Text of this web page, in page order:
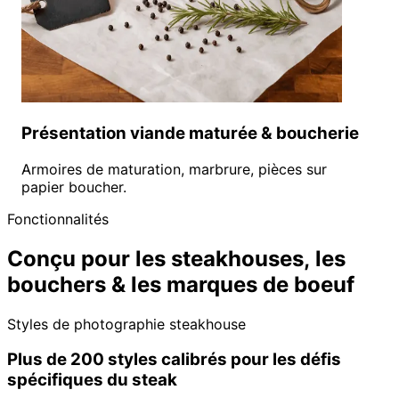
Présentation viande maturée & boucherie
Armoires de maturation, marbrure, pièces sur
papier boucher.
Fonctionnalités
Conçu pour les steakhouses, les
bouchers & les marques de boeuf
Styles de photographie steakhouse
Plus de 200 styles calibrés pour les défis
spécifiques du steak